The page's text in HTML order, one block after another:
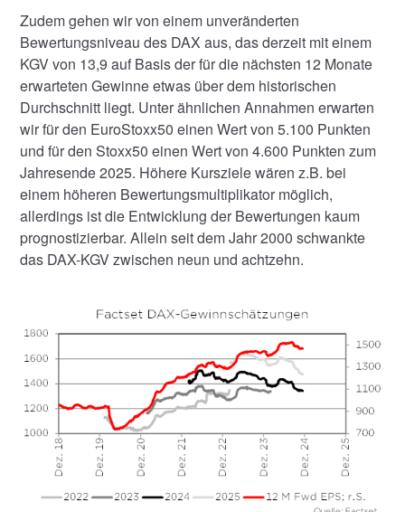
Zudem gehen wir von einem unveränderten
Bewertungsniveau des DAX aus, das derzeit mit einem
KGV von 13,9 auf Basis der für die nächsten 12 Monate
erwarteten Gewinne etwas über dem historischen
Durchschnitt liegt. Unter ähnlichen Annahmen erwarten
wir für den EuroStoxx50 einen Wert von 5.100 Punkten
und für den Stoxx50 einen Wert von 4.600 Punkten zum
Jahresende 2025. Höhere Kursziele wären z.B. bei
einem höheren Bewertungsmultiplikator möglich,
allerdings ist die Entwicklung der Bewertungen kaum
prognostizierbar. Allein seit dem Jahr 2000 schwankte
das DAX-KGV zwischen neun und achtzehn.